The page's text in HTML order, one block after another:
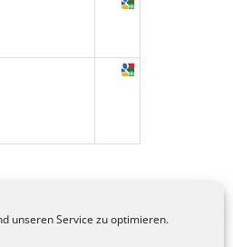
unseren Service zu optimieren.